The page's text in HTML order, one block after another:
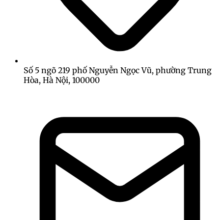
Số 5 ngõ 219 phố Nguyễn Ngọc Vũ, phường Trung
Hòa, Hà Nội, 100000